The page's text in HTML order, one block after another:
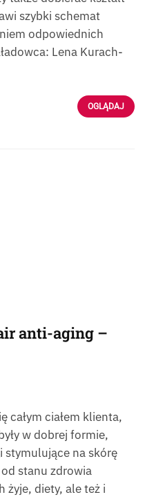
szybki schemat
odpowiednich
Lena Kurach-
OGLĄDAJ
anti-aging –
całym ciałem klienta,
w dobrej formie,
stymulujące na skórę
od stanu zdrowia
żyje, diety, ale też i